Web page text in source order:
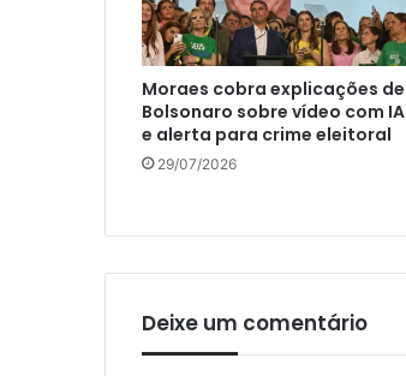
Moraes cobra explicações de
Bolsonaro sobre vídeo com IA
e alerta para crime eleitoral
29/07/2026
Deixe um comentário